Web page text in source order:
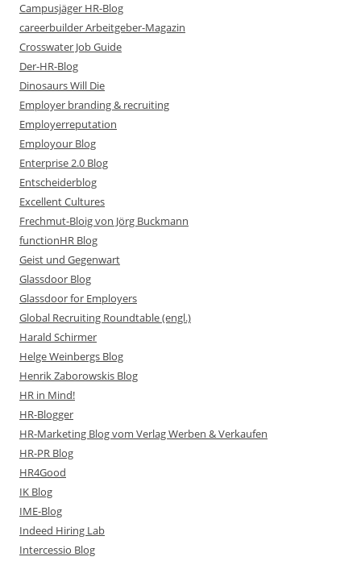
Campusjäger HR-Blog
careerbuilder Arbeitgeber-Magazin
Crosswater Job Guide
Der-HR-Blog
Dinosaurs Will Die
Employer branding & recruiting
Employerreputation
Employour Blog
Enterprise 2.0 Blog
Entscheiderblog
Excellent Cultures
Frechmut-Bloig von Jörg Buckmann
functionHR Blog
Geist und Gegenwart
Glassdoor Blog
Glassdoor for Employers
Global Recruiting Roundtable (engl.)
Harald Schirmer
Helge Weinbergs Blog
Henrik Zaborowskis Blog
HR in Mind!
HR-Blogger
HR-Marketing Blog vom Verlag Werben & Verkaufen
HR-PR Blog
HR4Good
IK Blog
IME-Blog
Indeed Hiring Lab
Intercessio Blog